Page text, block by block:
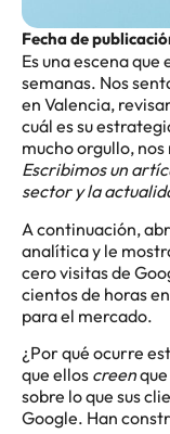
Fecha de
Es una escena que
semanas. Nos
en Valencia,
cuál es su
mucho orgullo, nos
Escribimos un
sector y la
A continuación,
analítica y le
cero visitas de
cientos de horas
para el mercado.
¿Por qué ocurre
que ellos creenque
sobre lo que sus
Google. Han